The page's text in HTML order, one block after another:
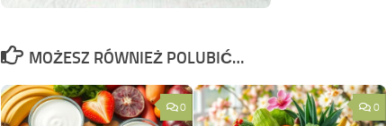
MOŻESZ RÓWNIEŻ POLUBIĆ…
0 0